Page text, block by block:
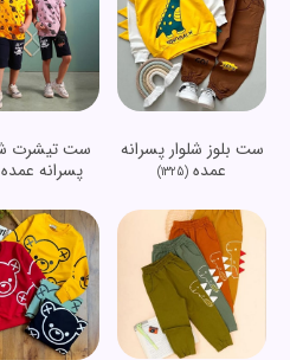
ست بلوز شلوار پسرانه
عمده (1325)
ست تیشرت
پسرانه